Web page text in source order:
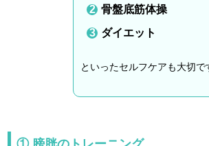
骨盤底筋体操
ダイエット
といったセルフケアも大切で